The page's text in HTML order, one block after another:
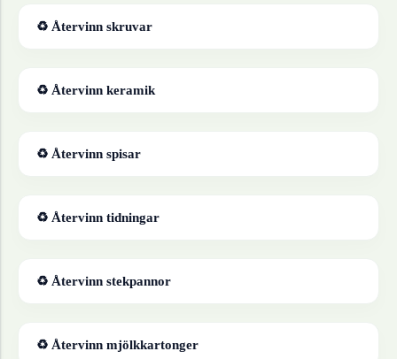
♻ Återvinn skruvar
♻ Återvinn keramik
♻ Återvinn spisar
♻ Återvinn tidningar
♻ Återvinn stekpannor
♻ Återvinn mjölkkartonger